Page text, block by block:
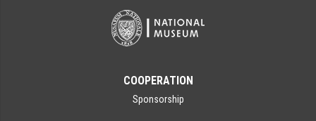
COOPERATION
Sponsorship